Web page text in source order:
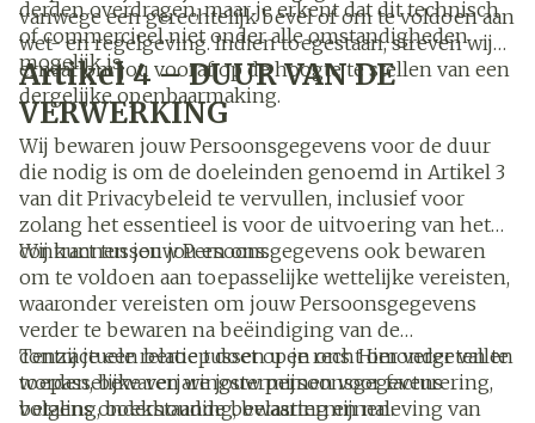
derden overdragen, maar je erkent dat dit technisch
of commercieel niet onder alle omstandigheden
mogelijk is.
vanwege een gerechtelijk bevel of om te voldoen aan
wet- en regelgeving. Indien toegestaan, streven wij
ernaar om jou vooraf op de hoogte te stellen van een
dergelijke openbaarmaking.
Artikel 4 – DUUR VAN DE
VERWERKING
Wij bewaren jouw Persoonsgegevens voor de duur
die nodig is om de doeleinden genoemd in Artikel 3
van dit Privacybeleid te vervullen, inclusief voor
zolang het essentieel is voor de uitvoering van het
contract tussen jou en ons.
Wij kunnen jouw Persoonsgegevens ook bewaren
om te voldoen aan toepasselijke wettelijke vereisten,
waaronder vereisten om jouw Persoonsgegevens
verder te bewaren na beëindiging van de
contractuele relatie tussen u en ons. Hieronder vallen
toepasselijke verjaringstermijnen voor facturering,
betaling, boekhouding, belasting en naleving van
Tenzij je een beroep doet op je recht om vergeten te
worden, bewaren we jouw persoonsgegevens
volgens onderstaande bewaartermijnen: